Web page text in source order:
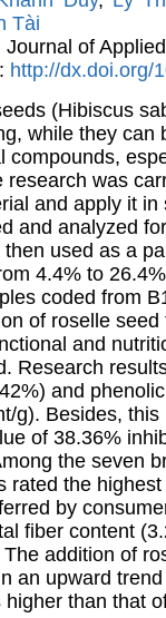
Tài
Journal of
http://dx.doi.org/
(Hibiscus
while they can
compounds,
research was
and apply it
and analyzed
then used as a
4.4% to
coded from
of roselle
and
Research
and
g). Besides,
of 38.36%
the seven
rated the
by
fiber content
addition of
an upward
higher than that